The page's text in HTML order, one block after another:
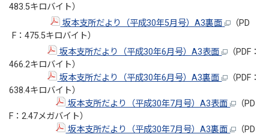
483.5キロバイト）
坂本支所だより（平成30年5月号）A3裏面
（PD
F：475.5キロバイト）
坂本支所だより（平成30年6月号）A3表面
（PDF：
466.2キロバイト）
坂本支所だより（平成30年6月号）A3裏面
（PDF：
638.4キロバイト）
坂本支所だより（平成30年7月号）A3表面
（PD
F：2.47メガバイト）
坂本支所だより（平成30年7月号）A3裏面
（PD